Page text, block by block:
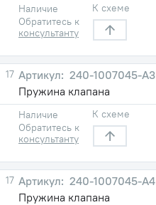
Наличие
Обратитесь к
консультанту
К схеме
17
240-1007045-А3
Пружина клапана
Наличие
Обратитесь к
консультанту
К схеме
17
240-1007045-А4
Пружина клапана